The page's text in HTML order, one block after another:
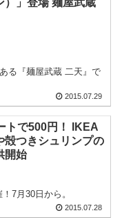
）」登場 麺屋武蔵
る『麺屋武蔵 二天』で
2015.07.29
トで500円！ IKEA
殻つきシュリンプの
開始
7月30日から。
2015.07.28